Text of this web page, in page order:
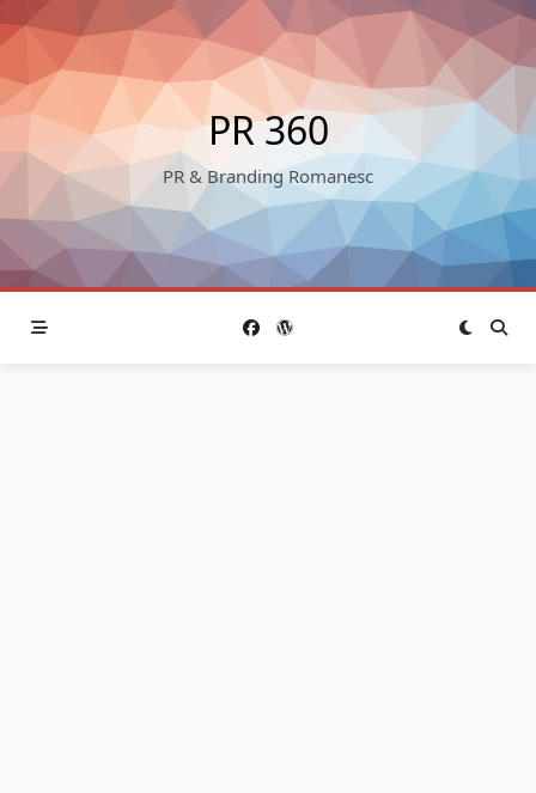
Skip
to
content
PR 360
PR & Branding Romanesc